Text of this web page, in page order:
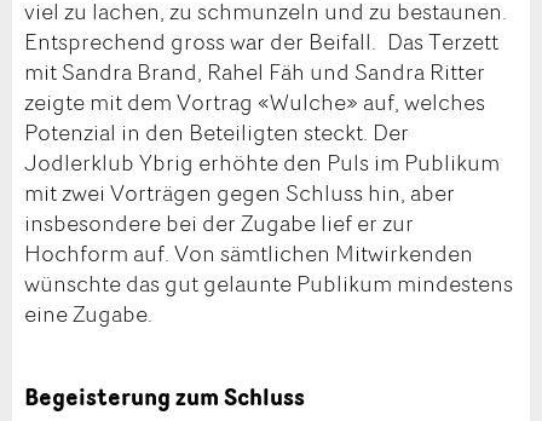
viel zu lachen, zu schmunzeln und zu bestaunen.
Entsprechend gross war der Beifall. Das Terzett
mit Sandra Brand, Rahel Fäh und Sandra Ritter
zeigte mit dem Vortrag «Wulche» auf, welches
Potenzial in den Beteiligten steckt. Der
Jodlerklub Ybrig erhöhte den Puls im Publikum
mit zwei Vorträgen gegen Schluss hin, aber
insbesondere bei der Zugabe lief er zur
Hochform auf. Von sämtlichen Mitwirkenden
wünschte das gut gelaunte Publikum mindestens
eine Zugabe.
Begeisterung zum Schluss